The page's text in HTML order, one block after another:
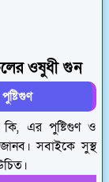
ওষুধী গুন
এর পুষ্টিগুণ ও
সবাইকে সুস্থ